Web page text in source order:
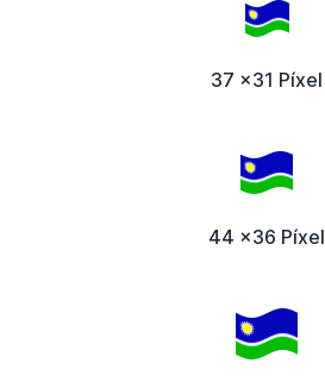
37 x31 Píxel
44 x36 Píxel